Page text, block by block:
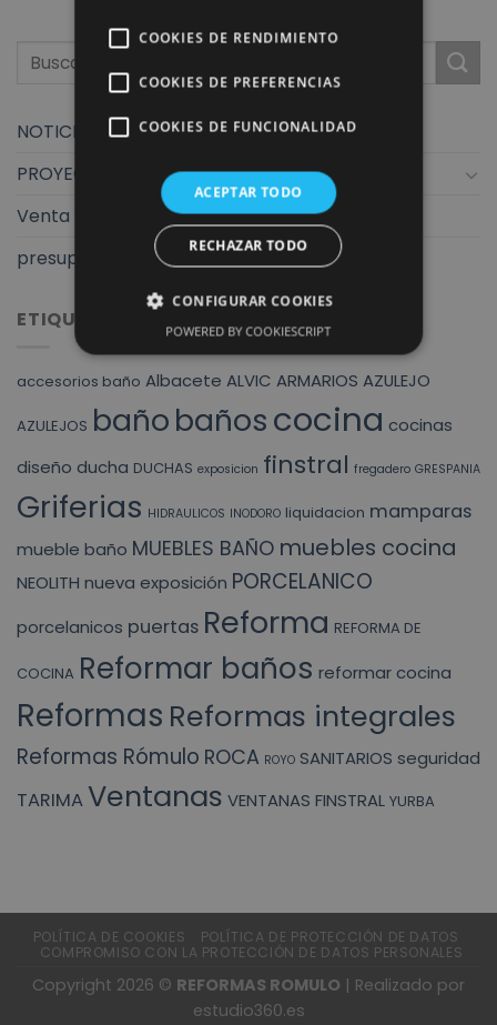
NOTICIAS
PROYECTOS
Venta y exposición
presupuestos finstral
ETIQUETAS
accesorios baño Albacete ALVIC ARMARIOS AZULEJO
AZULEJOS bañobañoscocina cocinas
diseño ducha DUCHAS exposicion finstral fregadero GRESPANIA
Griferias HIDRAULICOS INODORO liquidacion mamparas
mueble baño MUEBLES BAÑO muebles cocina
NEOLITH nueva exposición PORCELANICO
porcelanicos puertas Reforma REFORMA DE
COCINA Reformar baños reformar cocina
Reformas Reformas integrales
Reformas Rómulo ROCA ROYO SANITARIOS seguridad
TARIMAVentanas VENTANAS FINSTRAL YURBA
POLÍTICA DE COOKIES
POLÍTICA DE PROTECCIÓN DE DATOS
COMPROMISO CON LA PROTECCIÓN DE DATOS PERSONALES
Copyright 2026 © REFORMAS ROMULO | Realizado por
estudio360.es
COOKIES DE RENDIMIENTO
COOKIES DE PREFERENCIAS
COOKIES DE FUNCIONALIDAD
ACEPTAR TODO
RECHAZAR TODO
CONFIGURAR COOKIES
POWERED BY COOKIESCRIPT